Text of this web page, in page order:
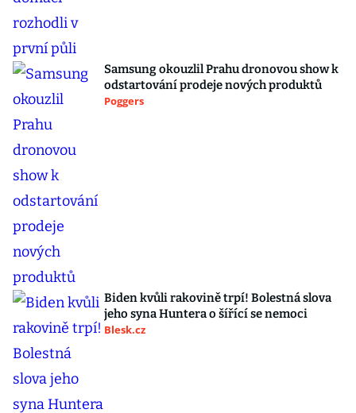
Samsung okouzlil Prahu dronovou show k
odstartování prodeje nových produktů
Poggers
Biden kvůli rakovině trpí! Bolestná slova
jeho syna Huntera o šířící se nemoci
Blesk.cz